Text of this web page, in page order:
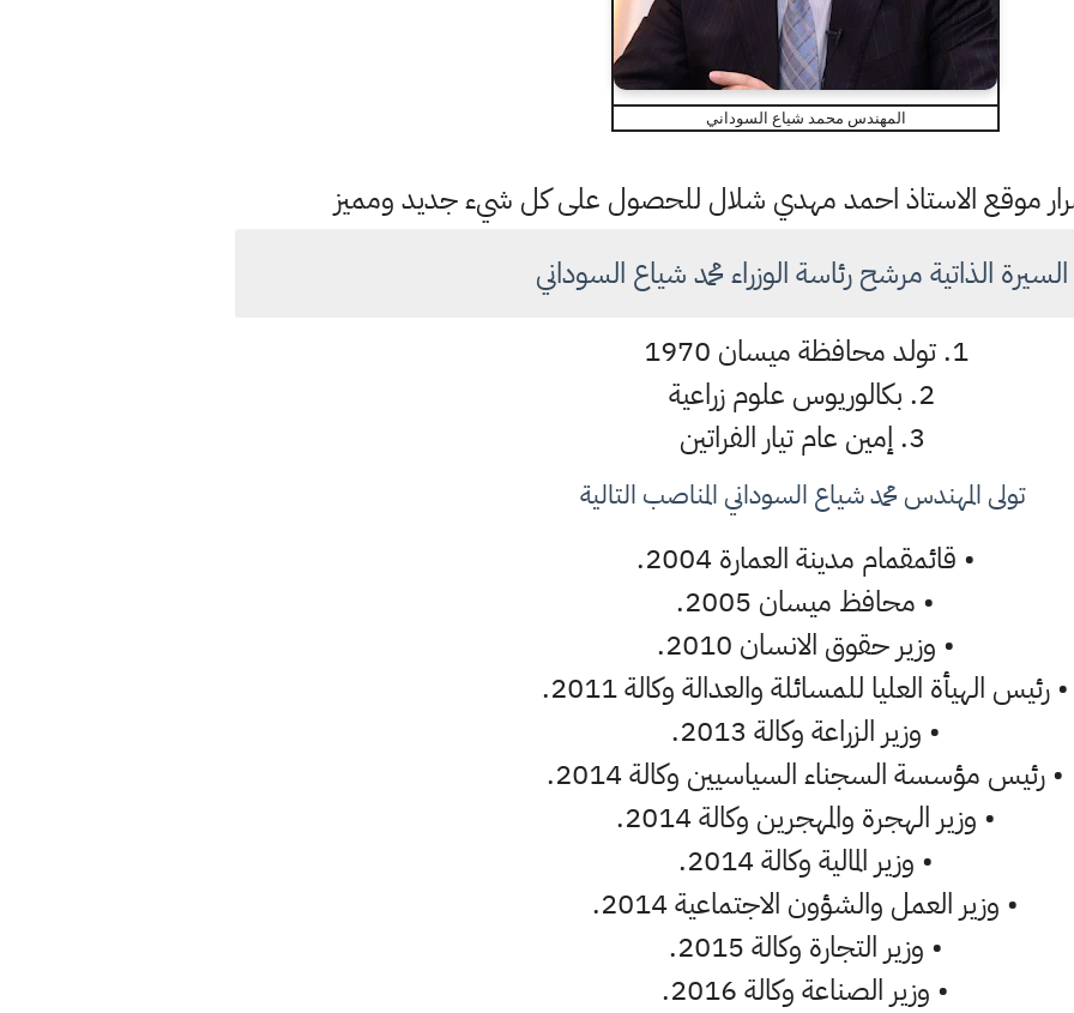
المهندس محمد شياع السوداني
موقع الاستاذ احمد مهدي شلال للحصول على كل شيء جديد ومميز
السيرة الذاتية مرشح رئاسة الوزراء محمد شياع السوداني
1. تولد محافظة ميسان 1970
تولى المهندس محمد شياع السوداني المناصب التالية
• قائمقمام مدينة العمارة 2004.
• محافظ ميسان 2005.
• وزير حقوق الانسان 2010.
•رئيس الهيأة العليا للمسائلة والعدالة وكالة 2011.
• وزير الزراعة وكالة 2013.
•رئيس مؤسسة السجناء السياسيين وكالة 2014.
• وزير الهجرة والمهجرين وكالة 2014.
• وزير المالية وكالة 2014.
• وزير العمل والشؤون الاجتماعية 2014.
• وزير التجارة وكالة 2015.
• وزير الصناعة وكالة 2016.